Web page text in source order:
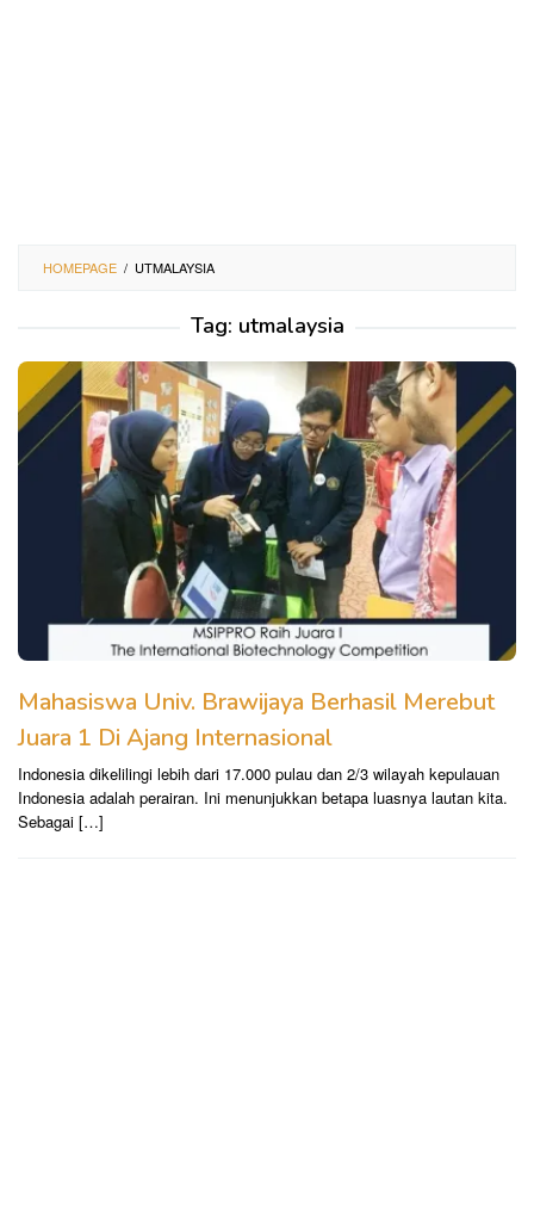
HOMEPAGE / UTMALAYSIA
Tag: utmalaysia
Mahasiswa Univ. Brawijaya Berhasil Merebut
Juara 1 Di Ajang Internasional
Indonesia dikelilingi lebih dari 17.000 pulau dan 2/3 wilayah kepulauan
Indonesia adalah perairan. Ini menunjukkan betapa luasnya lautan kita.
Sebagai […]